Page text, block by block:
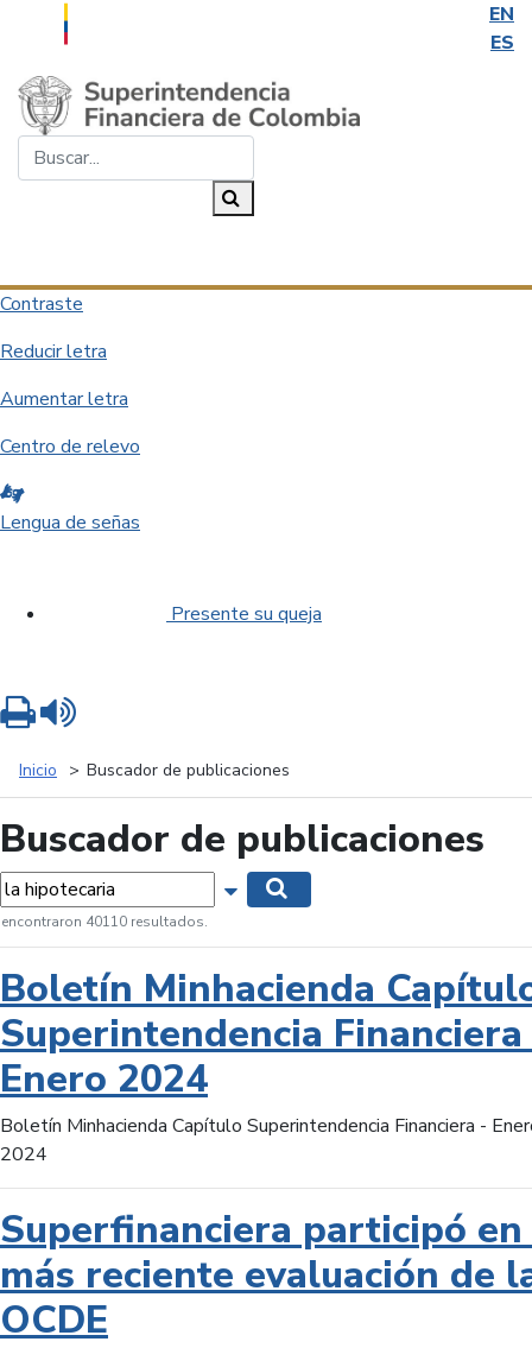
EN
ES
Saltar al contenido principal
Contraste
Reducir letra
Aumentar letra
Centro de relevo
Lengua de señas
Presente su queja
Inicio Buscador de publicaciones
Buscador de publicaciones
Mostrar opciones de búsqueda
encontraron 40110 resultados.
Boletín Minhacienda
Superintendencia
Enero 2024
Boletín Minhacienda Capítulo Superintendencia Financiera -
2024
Superfinanciera participó
más reciente evaluación de
OCDE
Imprimir